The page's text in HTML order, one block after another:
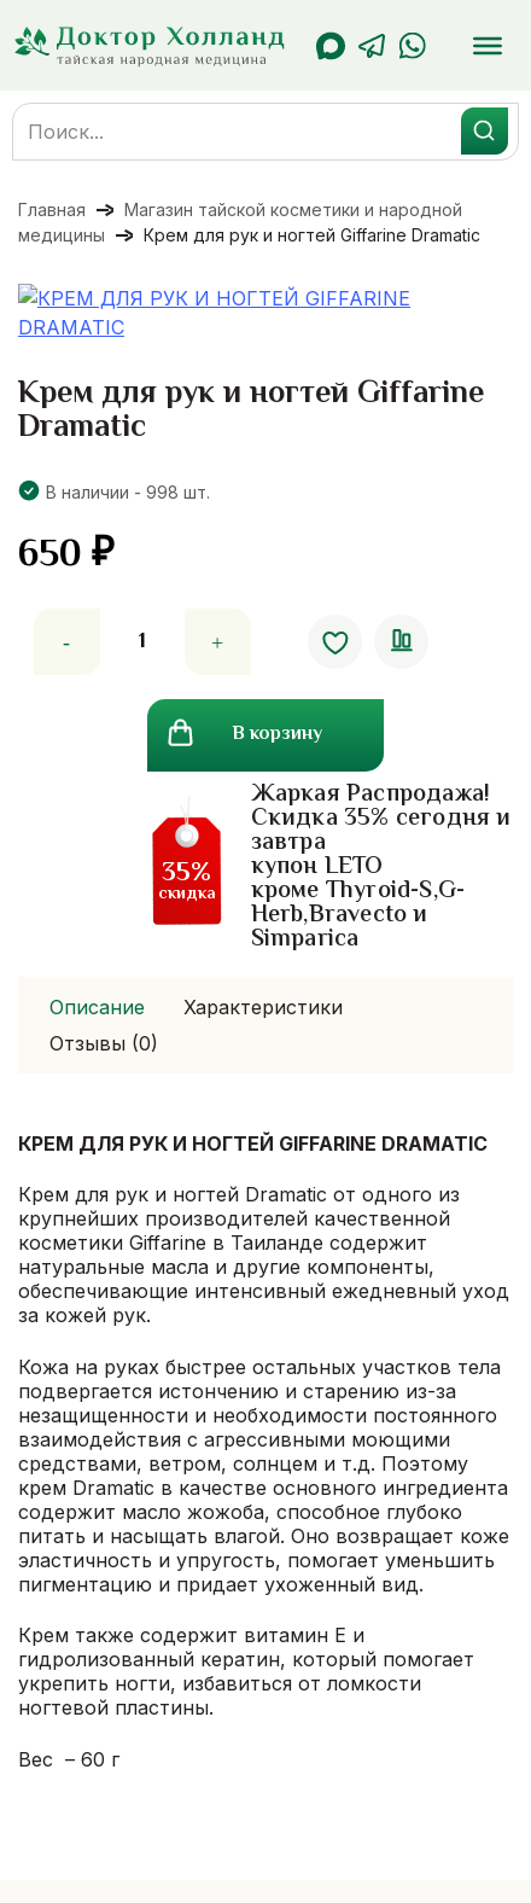
содержанию
Search
for:
Главная
Магазин тайской косметики и народной
медицины
Крем для рук и ногтей Giffarine Dramatic
Крем для рук и ногтей Giffarine
Dramatic
В наличии - 998 шт.
650₽
товара
В корзину
Жаркая Распродажа!
Скидка 35% сегодня и
завтра
купон LETO
кроме Thyroid-S,G-
Herb,Bravecto и
Simparica
35%
скидка
Описание
Характеристики
Отзывы (0)
КРЕМ ДЛЯ РУК И НОГТЕЙ GIFFARINE DRAMATIC
Крем для рук и ногтей Dramatic от одного из
крупнейших производителей качественной
косметики Giffarine в Таиланде содержит
натуральные масла и другие компоненты,
обеспечивающие интенсивный ежедневный уход
за кожей рук.
Кожа на руках быстрее остальных участков тела
подвергается истончению и старению из-за
незащищенности и необходимости постоянного
взаимодействия с агрессивными моющими
средствами, ветром, солнцем и т.д. Поэтому
крем Dramatic в качестве основного ингредиента
содержит масло жожоба, способное глубоко
питать и насыщать влагой. Оно возвращает коже
эластичность и упругость, помогает уменьшить
пигментацию и придает ухоженный вид.
Крем также содержит витамин Е и
гидролизованный кератин, который помогает
укрепить ногти, избавиться от ломкости
ногтевой пластины.
Вес – 60 г